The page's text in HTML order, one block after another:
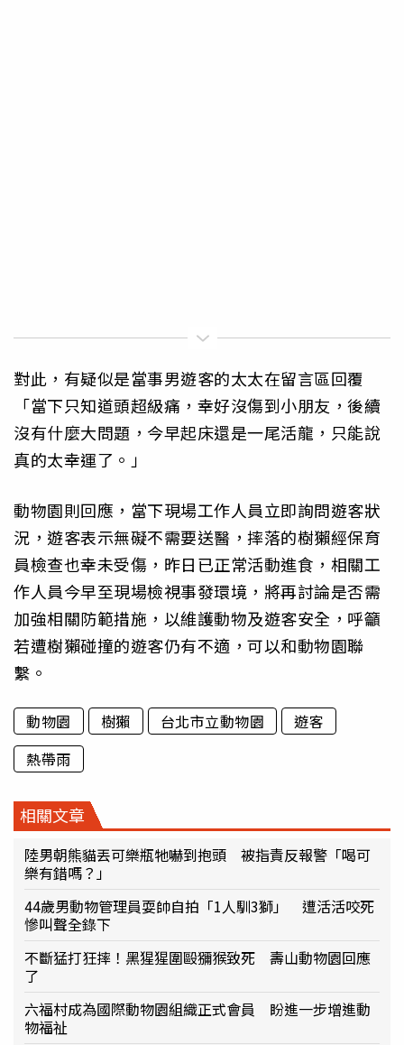
對此，有疑似是當事男遊客的太太在留言區回覆
「當下只知道頭超級痛，幸好沒傷到小朋友，後續
沒有什麼大問題，今早起床還是一尾活龍，只能說
真的太幸運了。」
動物園則回應，當下現場工作人員立即詢問遊客狀
況，遊客表示無礙不需要送醫，摔落的樹獺經保育
員檢查也幸未受傷，昨日已正常活動進食，相關工
作人員今早至現場檢視事發環境，將再討論是否需
加強相關防範措施，以維護動物及遊客安全，呼籲
若遭樹獺碰撞的遊客仍有不適，可以和動物園聯
繫。
動物園 樹獺 台北市立動物園
遊客
熱帶雨
相關文章
陸男朝熊貓丟可樂瓶牠嚇到抱頭 被指責反報警「喝可
樂有錯嗎？」
44歲男動物管理員耍帥自拍「1人馴3獅」 遭活活咬死
慘叫聲全錄下
不斷猛打狂摔！黑猩猩圍毆獼猴致死 壽山動物園回應
了
六福村成為國際動物園組織正式會員 盼進一步增進動
物福祉